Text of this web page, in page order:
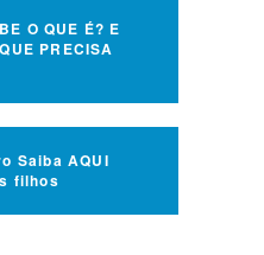
O QUE É? E
PRECISA
Saiba AQUI
filhos